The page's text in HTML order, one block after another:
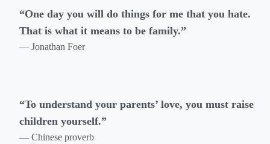
“One day you will do things for me that you hate.
That is what it means to be family.”
— Jonathan Foer
“To understand your parents’ love, you must raise
children yourself.”
— Chinese proverb